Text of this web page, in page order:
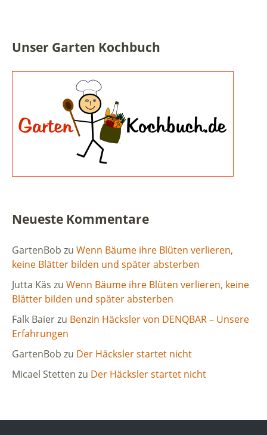
Unser Garten Kochbuch
Neueste Kommentare
GartenBob zu Wenn Bäume ihre Blüten verlieren,
keine Blätter bilden und später absterben
Jutta Käs zu Wenn Bäume ihre Blüten verlieren, keine
Blätter bilden und später absterben
Falk Baierzu Benzin Häcksler von DENQBAR – Unsere
Erfahrungen
GartenBob zu Der Häcksler startet nicht
Micael Stetten zu Der Häcksler startet nicht